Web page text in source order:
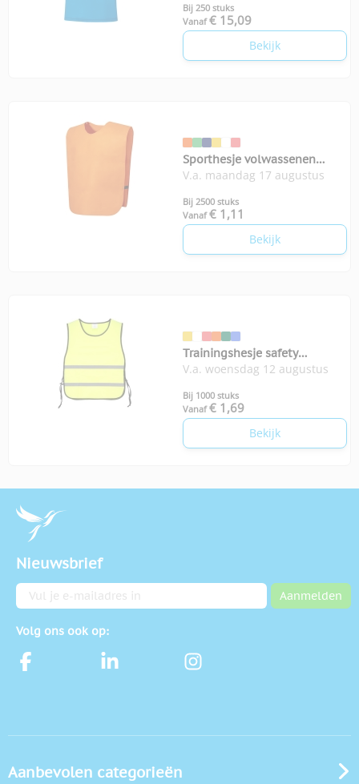
Bij 250 stuks
Vanaf € 15,09
Bekijk
Sporthesje volwassenen
Cambex
V.a. maandag 17 augustus
Bij 2500 stuks
Vanaf € 1,11
Bekijk
Trainingshesje safety
volwassenen
V.a. woensdag 12 augustus
Bij 1000 stuks
Vanaf € 1,69
Bekijk
Nieuwsbrief
E-mailadres Aanmelden
Volg ons ook op:
Aanbevolen categorieën